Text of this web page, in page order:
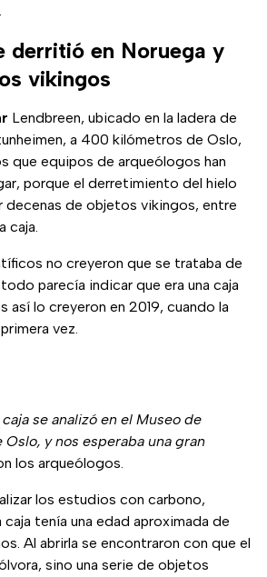
derritió en Noruega y
vikingos
Lendbreen, ubicado en la ladera de
a 400 kilómetros de Oslo,
que equipos de arqueólogos han
porque el derretimiento del hielo
decenas de objetos vikingos, entre
caja.
no creyeron que se trataba de
parecía indicar que era una caja
así lo creyeron en 2019, cuando la
vez.
se analizó en el Museo de
y nos esperaba una gran
los arqueólogos.
los estudios con carbono,
tenía una edad aproximada de
Al abrirla se encontraron con que el
sino una serie de objetos